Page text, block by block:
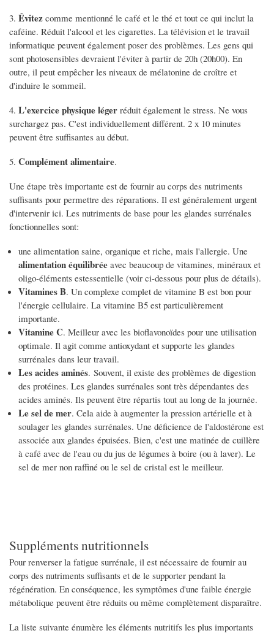
3. Évitez comme mentionné le café et le thé et tout ce qui inclut la
caféine. Réduit l'alcool et les cigarettes. La télévision et le travail
informatique peuvent également poser des problèmes. Les gens qui
sont photosensibles devraient l'éviter à partir de 20h (20h00). En
outre, il peut empêcher les niveaux de mélatonine de croître et
d'induire le sommeil.
4. L'exercice physique léger réduit également le stress. Ne vous
surchargez pas. C'est individuellement différent. 2 x 10 minutes
peuvent être suffisantes au début.
5. Complément alimentaire.
Une étape très importante est de fournir au corps des nutriments
suffisants pour permettre des réparations. Il est généralement urgent
d'intervenir ici. Les nutriments de base pour les glandes surrénales
fonctionnelles sont:
une alimentation saine, organique et riche, mais l'allergie. Une
alimentation équilibrée avec beaucoup de vitamines, minéraux et
oligo-éléments estessentielle (voir ci-dessous pour plus de détails).
Vitamines B. Un complexe complet de vitamine B est bon pour
l'énergie cellulaire. La vitamine B5 est particulièrement
importante.
Vitamine C. Meilleur avec les bioflavonoïdes pour une utilisation
optimale. Il agit comme antioxydant et supporte les glandes
surrénales dans leur travail.
Les acides aminés. Souvent, il existe des problèmes de digestion
des protéines. Les glandes surrénales sont très dépendantes des
acides aminés. Ils peuvent être répartis tout au long de la journée.
Le sel de mer. Cela aide à augmenter la pression artérielle et à
soulager les glandes surrénales. Une déficience de l'aldostérone est
associée aux glandes épuisées. Bien, c'est une matinée de cuillère
à café avec de l'eau ou du jus de légumes à boire (ou à laver). Le
sel de mer non raffiné ou le sel de cristal est le meilleur.
Suppléments nutritionnels
Pour renverser la fatigue surrénale, il est nécessaire de fournir au
corps des nutriments suffisants et de le supporter pendant la
régénération. En conséquence, les symptômes d'une faible énergie
métabolique peuvent être réduits ou même complètement disparaître.
La liste suivante énumère les éléments nutritifs les plus importants